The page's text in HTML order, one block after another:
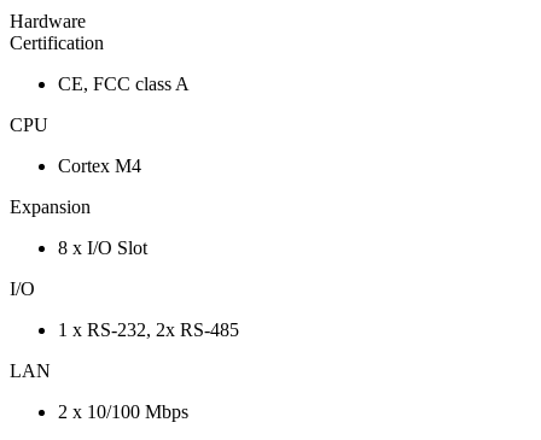
Hardware
Certification
CE, FCC class A
CPU
Cortex M4
Expansion
8 x I/O Slot
I/O
1 x RS-232, 2x RS-485
LAN
2 x 10/100 Mbps